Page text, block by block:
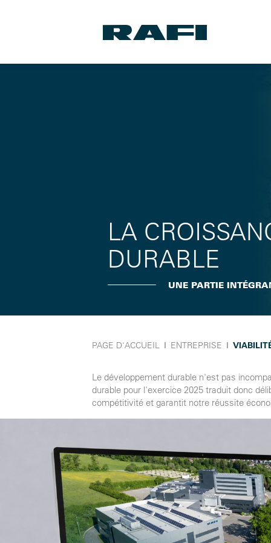
LA
DURABLE
UNE PARTIE
PAGE D'ACCUEIL Ι ENTREPRISE Ι
Le développement durable n'est pas
durable pour l'exercice 2025 traduit donc
compétitivité et garantit notre réussite